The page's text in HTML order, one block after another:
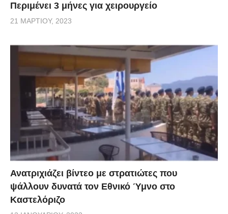
Περιμένει 3 μήνες για χειρουργείο
21 ΜΑΡΤΊΟΥ, 2023
Ανατριχιάζει βίντεο με στρατιώτες που
ψάλλουν δυνατά τον Εθνικό Ύμνο στο
Καστελόριζο